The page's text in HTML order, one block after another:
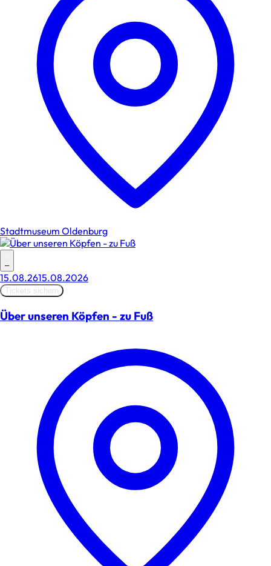
Stadtmuseum Oldenburg
–
15.08.2615.08.2026
Tickets sichern
Über unseren Köpfen - zu Fuß